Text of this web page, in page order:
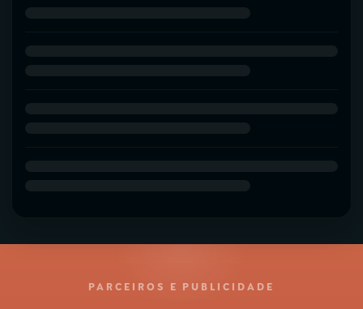
PARCEIROS E PUBLICIDADE